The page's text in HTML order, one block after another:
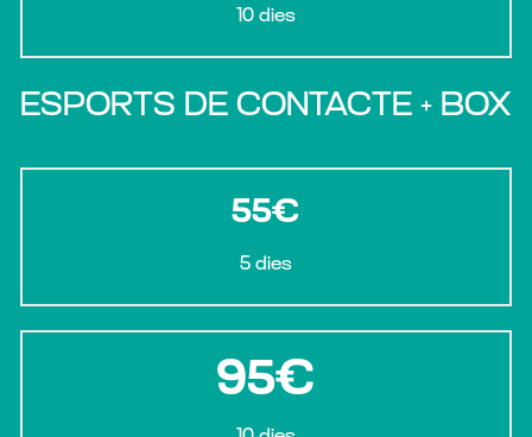
10 dies
ESPORTS DE CONTACTE + BOX
55€
5 dies
95€